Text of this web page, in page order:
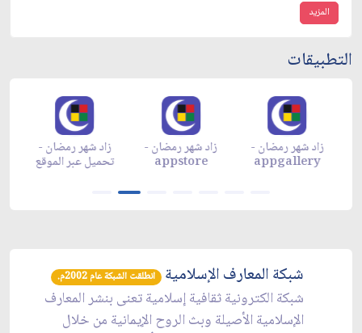
المزيد
التطبيقات
زاد شهر رمضان -
تحميل عبر الموقع
زاد شهر رمضان -
appstore
زاد شهر رمضان -
appgallery
شبكة المعارف الإسلامية انطلقت الشبكة عام 2002م.
شبكة الكترونية ثقافية إسلامية تعنى بنشر المعارف
الإسلامية الأصيلة وبث الروح الإيمانية من خلال